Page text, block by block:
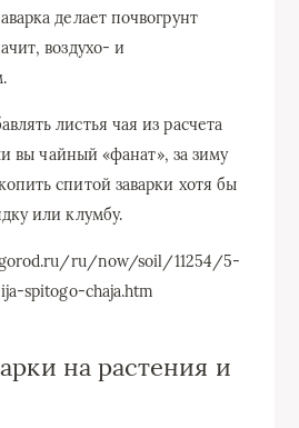
делает почвогрунт
воздухо- и
листья чая из расчета
вы чайный «фанат», за зиму
спитой заварки хотя бы
или клумбу.
ru/now/soil/11254/5-
spitogo-chaja.htm
на растения и